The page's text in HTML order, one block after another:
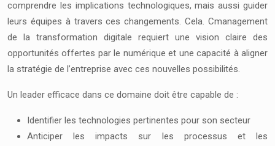
comprendre les implications technologiques, mais aussi guider
leurs équipes à travers ces changements. Cela. Cmanagement
de la transformation digitale requiert une vision claire des
opportunités offertes par le numérique et une capacité à aligner
la stratégie de l’entreprise avec ces nouvelles possibilités.
Un leader efficace dans ce domaine doit être capable de :
Identifier les technologies pertinentes pour son secteur
Anticiper les impacts sur les processus et les